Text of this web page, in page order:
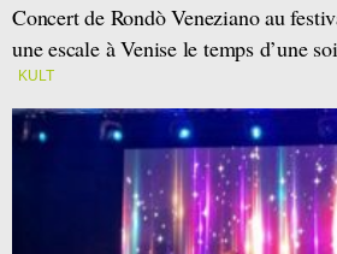
Concert de Rondò Veneziano au
une escale à Venise le temps d’une
KULT